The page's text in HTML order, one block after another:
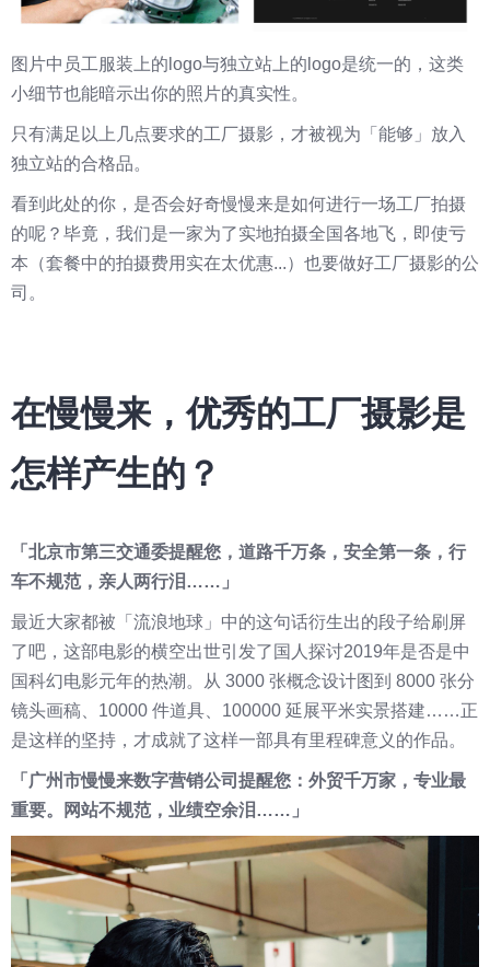
图片中员工服装上的logo与独立站上的logo是统一的，这类
小细节也能暗示出你的照片的真实性。
只有满足以上几点要求的工厂摄影，才被视为「能够」放入
独立站的合格品。
看到此处的你，是否会好奇慢慢来是如何进行一场工厂拍摄
的呢？毕竟，我们是一家为了实地拍摄全国各地飞，即使亏
本（套餐中的拍摄费用实在太优惠...）也要做好工厂摄影的公
司。
在慢慢来，优秀的工厂摄影是
怎样产生的？
「北京市第三交通委提醒您，道路千万条，安全第一条，行
车不规范，亲人两行泪……」
最近大家都被「流浪地球」中的这句话衍生出的段子给刷屏
了吧，这部电影的横空出世引发了国人探讨2019年是否是中
国科幻电影元年的热潮。从 3000 张概念设计图到 8000 张分
镜头画稿、10000 件道具、100000 延展平米实景搭建……正
是这样的坚持，才成就了这样一部具有里程碑意义的作品。
「广州市慢慢来数字营销公司提醒您：外贸千万家，专业最
重要。网站不规范，业绩空余泪……」